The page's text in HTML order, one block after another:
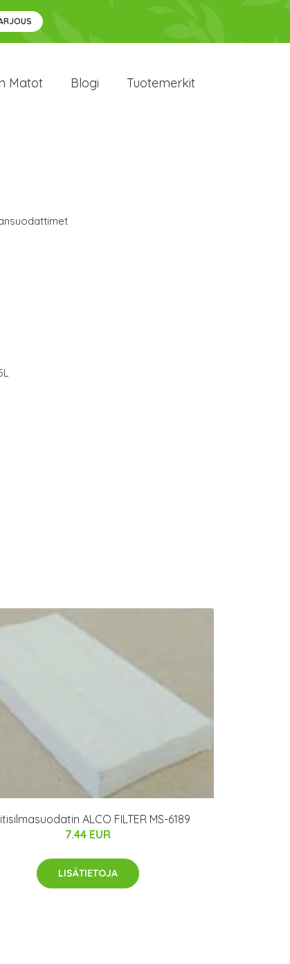
Matot Blogi Tuotemerkit
ALCO FILTER MS-6189
7.44 EUR
LISÄTIETOJA